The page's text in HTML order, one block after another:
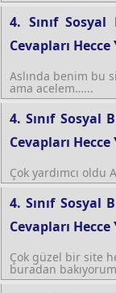
4. Sınıf
Cevapları Hecce
Aslında benim bu
ama acelem…...
4. Sınıf Sosyal
Cevapları Hecce
Çok yardımcı
4. Sınıf Sosyal
Cevapları Hecce
Çok güzel bir site
buradan